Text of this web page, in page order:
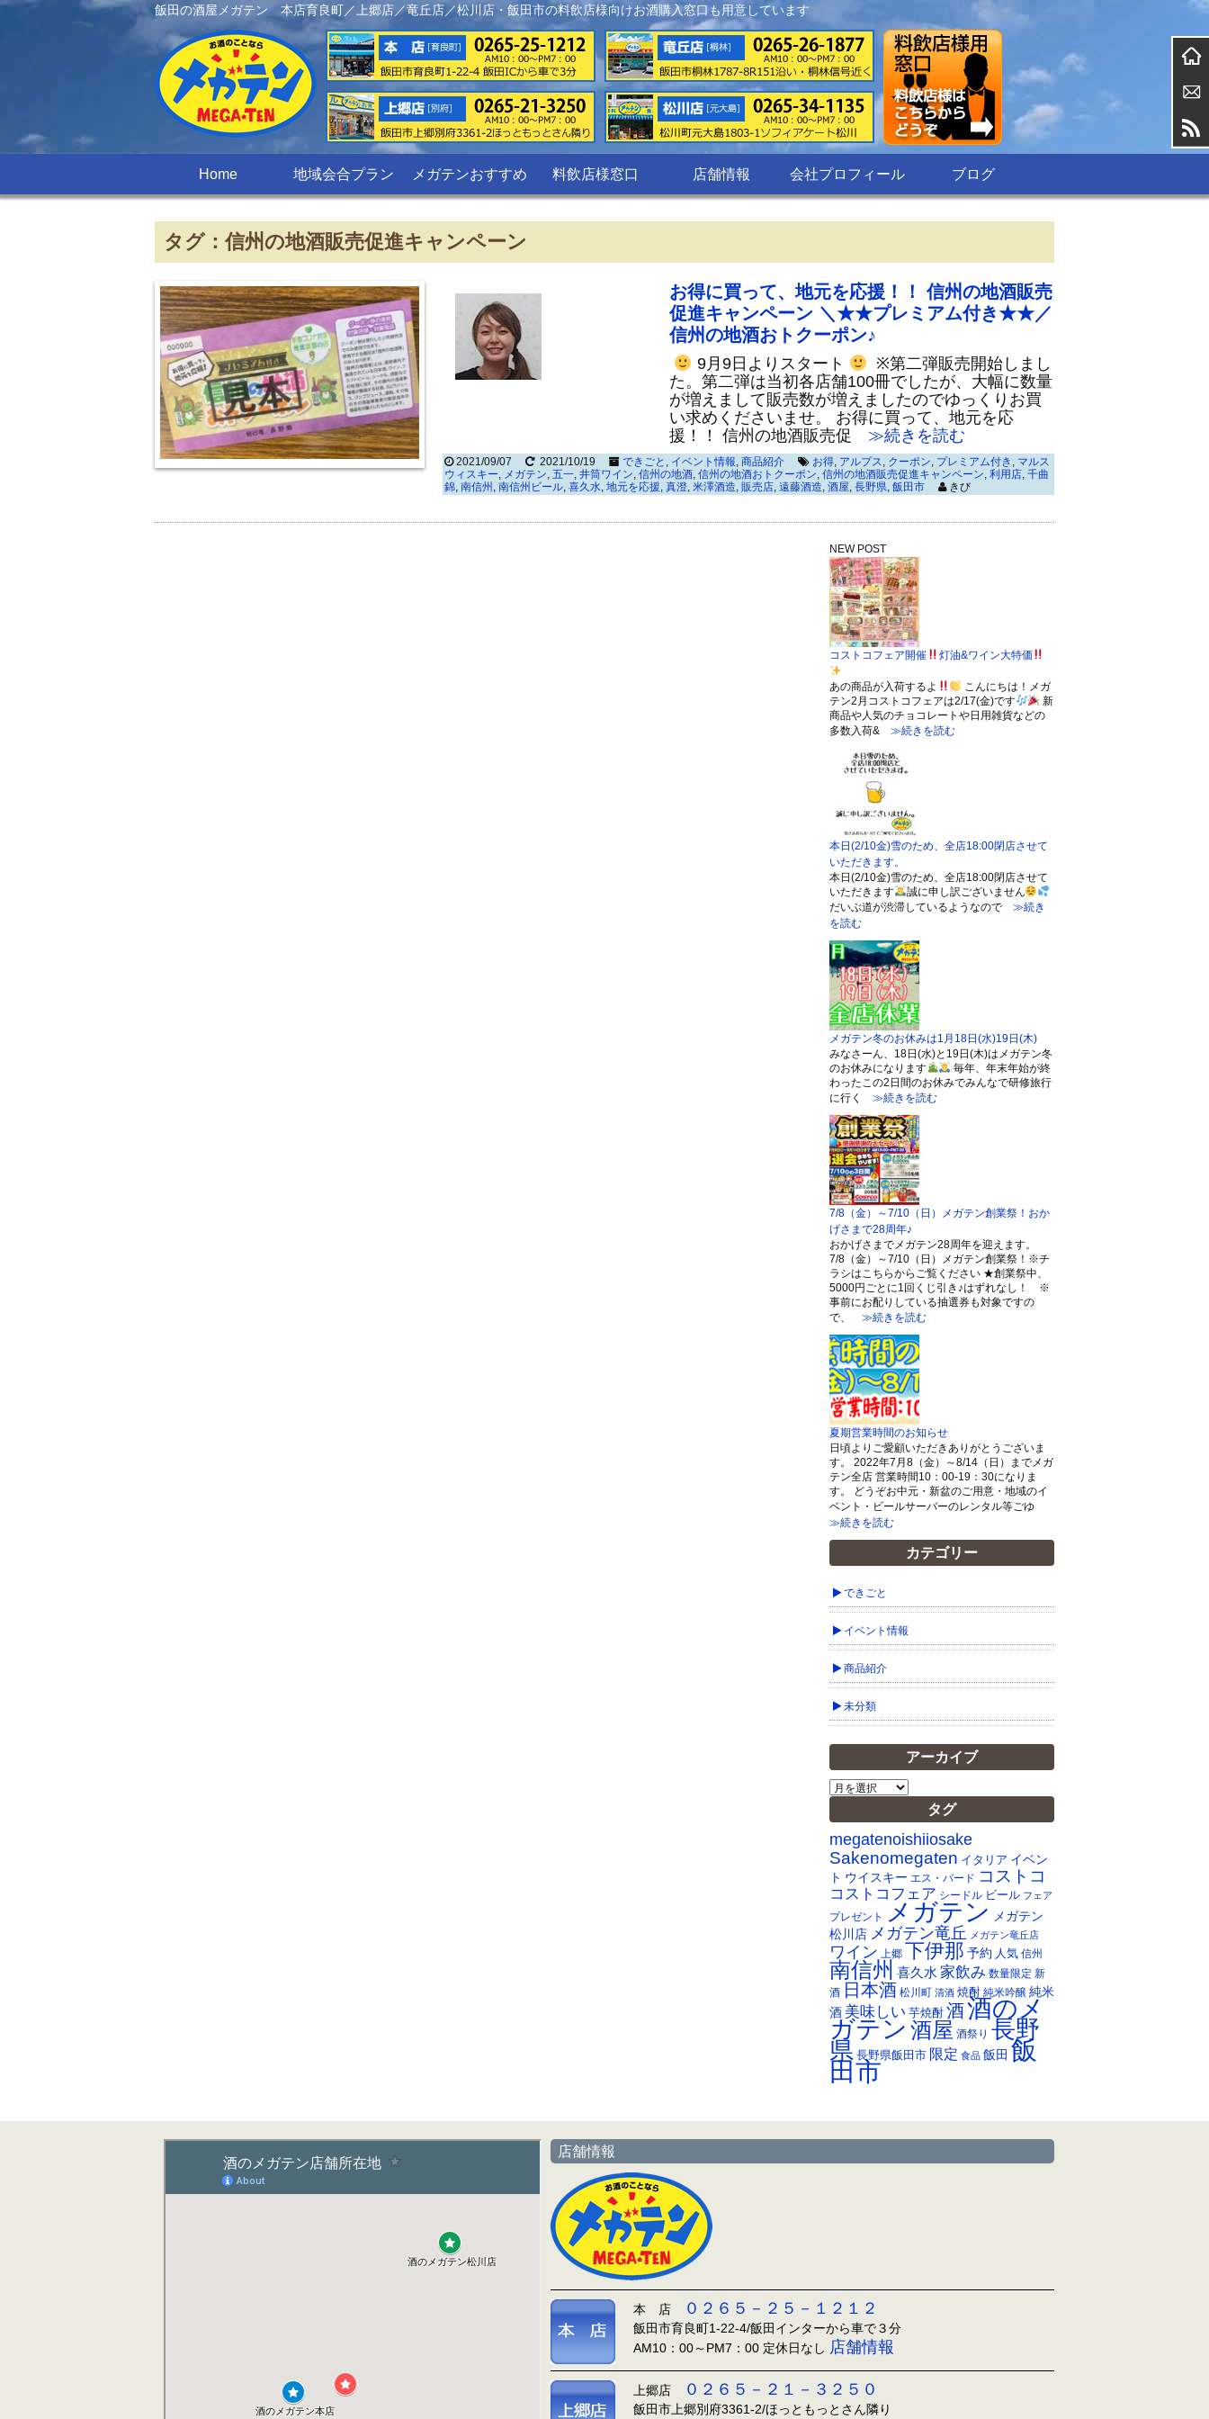
飯田の酒屋メガテン 本店育良町／上郷店／竜丘店／松川店・飯田市の料飲店様向けお酒購入窓口も用意しています
Home 地域会合プラン メガテンおすすめ 料飲店様窓口 店舗情報 会社プロフィール ブログ
タグ：信州の地酒販売促進キャンペーン
お得に買って、地元を応援！！ 信州の地酒販売
促進キャンペーン ＼★★プレミアム付き★★／
信州の地酒おトクーポン♪
9月9日よりスタート
※第二弾販売開始しまし
た。第二弾は当初各店舗100冊でしたが、大幅に数量
が増えまして販売数が増えましたのでゆっくりお買
い求めくださいませ。 お得に買って、地元を応
援！！ 信州の地酒販売促
≫続きを読む
2021/09/07 2021/10/19 できごと , イベント情報, 商品紹介 お得, アルプス, クーポン, プレミアム付き , マルス
ウィスキー, メガテン, 五一, 井筒ワイン, 信州の地酒, 信州の地酒おトクーポン, 信州の地酒販売促進キャンペーン, 利用店, 千曲
錦, 南信州 , 南信州ビール, 喜久水, 地元を応援, 真澄, 米澤酒造, 販売店, 遠藤酒造, 酒屋, 長野県, 飯田市 きび
NEW POST
コストコフェア開催 灯油&ワイン大特価
あの商品が入荷するよ
こんにちは！メガ
テン2月コストコフェアは2/17(金)です
新
商品や人気のチョコレートや日用雑貨などの
多数入荷& ≫続きを読む
本日(2/10金)雪のため、全店18:00閉店させて
いただきます。
本日(2/10金)雪のため、全店18:00閉店させて
いただきます
誠に申し訳ございません
だいぶ道が渋滞しているようなので ≫続き
を読む
メガテン冬のお休みは1月18日(水)19日(木)
みなさーん、18日(水)と19日(木)はメガテン冬
のお休みになります
毎年、年末年始が終
わったこの2日間のお休みでみんなで研修旅行
に行く
≫続きを読む
7/8（金）～7/10（日）メガテン創業祭！おか
げさまで28周年♪
おかげさまでメガテン28周年を迎えます。
7/8（金）～7/10（日）メガテン創業祭！※チ
ラシはこちらからご覧ください ★創業祭中、
5000円ごとに1回くじ引き♪はずれなし！ ※
事前にお配りしている抽選券も対象ですの
で、
≫続きを読む
夏期営業時間のお知らせ
日頃よりご愛顧いただきありがとうございま
す。 2022年7月8（金）～8/14（日）までメガ
テン全店 営業時間10：00-19：30になりま
す。 どうぞお中元・新盆のご用意・地域のイ
ベント・ビールサーバーのレンタル等ごゆ
≫続きを読む
カテゴリー
できごと
イベント情報
商品紹介
未分類
アーカイブ
ア
ー
カ
イ
ブ
タグ
megatenoishiiosake
Sakenomegaten イタリア イベン
ト ウイスキー エス・バード コストコ
コストコフェア シードル ビール フェア
プレゼント メガテン メガテン
松川店 メガテン竜丘 メガテン竜丘店
ワイン 上郷 下伊那 予約 人気 信州
南信州 喜久水 家飲み 数量限定 新
酒
日本酒 松川町 清酒 焼酎 純米吟醸 純米
酒 美味しい 芋焼酎 酒酒のメ
ガテン 酒屋 酒祭り 長野
県 長野県飯田市 限定 食品 飯田 飯
田市
店舗情報
本 店 ０２６５－２５－１２１２
飯田市育良町1-22-4/飯田インターから車で３分
AM10：00～PM7：00 定休日なし 店舗情報
上郷店 ０２６５－２１－３２５０
飯田市上郷別府3361-2/ほっともっとさん隣り